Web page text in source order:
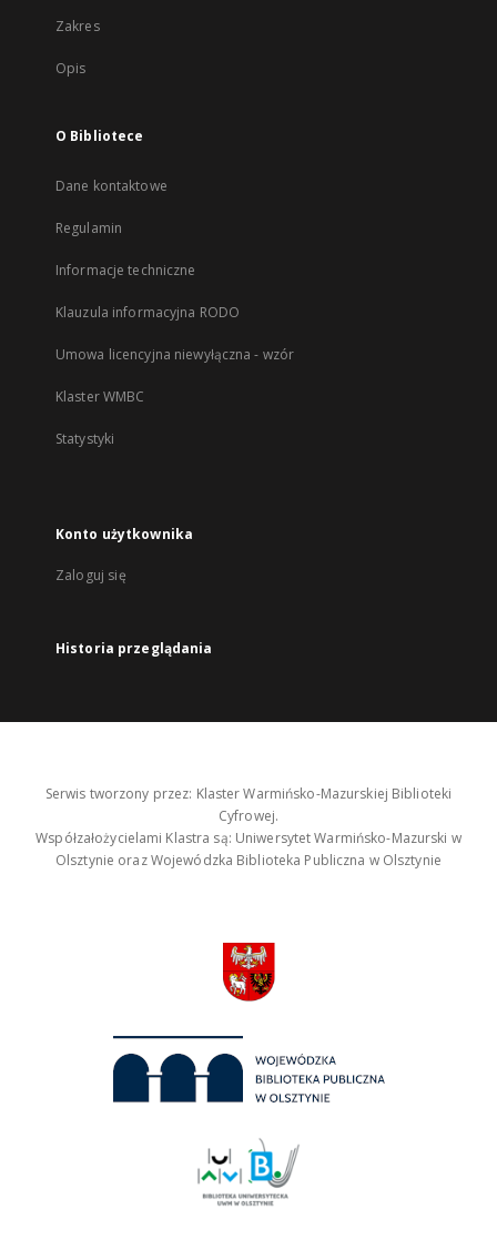
Zakres
Opis
O Bibliotece
Dane kontaktowe
Regulamin
Informacje techniczne
Klauzula informacyjna RODO
Umowa licencyjna niewyłączna - wzór
Klaster WMBC
Statystyki
Konto użytkownika
Zaloguj się
Historia przeglądania
Serwis tworzony przez: Klaster Warmińsko-Mazurskiej Biblioteki
Cyfrowej.
Współzałożycielami Klastra są: Uniwersytet Warmińsko-Mazurski w
Olsztynie oraz Wojewódzka Biblioteka Publiczna w Olsztynie